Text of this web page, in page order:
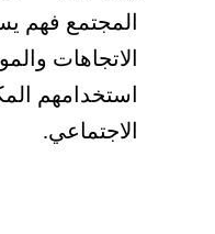
المجتمع فهم
الاتجاهات
استخدامهم
الاجتماعي.